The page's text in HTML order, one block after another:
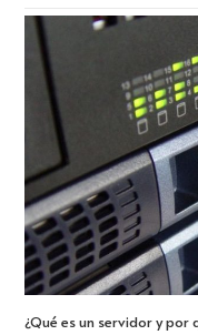
¿Qué es un servidor y